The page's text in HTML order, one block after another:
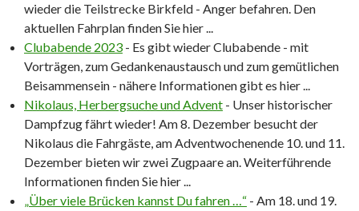
wieder die Teilstrecke Birkfeld - Anger befahren. Den
aktuellen Fahrplan finden Sie hier...
Clubabende 2023 - Es gibt wieder Clubabende - mit
Vorträgen, zum Gedankenaustausch und zum gemütlichen
Beisammensein - nähere Informationen gibt es hier...
Nikolaus, Herbergsuche und Advent - Unser historischer
Dampfzug fährt wieder! Am 8. Dezember besucht der
Nikolaus die Fahrgäste, am Adventwochenende 10. und 11.
Dezember bieten wir zwei Zugpaare an. Weiterführende
Informationen finden Sie hier...
„Über viele Brücken kannst Du fahren …“ - Am 18. und 19.